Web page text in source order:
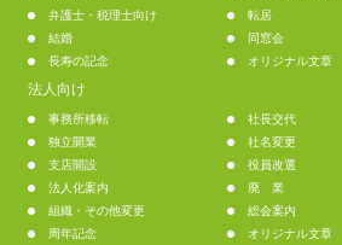
弁護士・税理士向け
転居
結婚
同窓会
長寿の記念
オリジナル文章
法人向け
事務所移転
社長交代
独立開業
社名変更
支店開設
役員改選
法人化案内
廃 業
組織・その他変更
総会案内
周年記念
オリジナル文章